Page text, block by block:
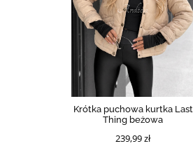
Krótka puchowa kurtka Last
Thing beżowa
239,99 zł